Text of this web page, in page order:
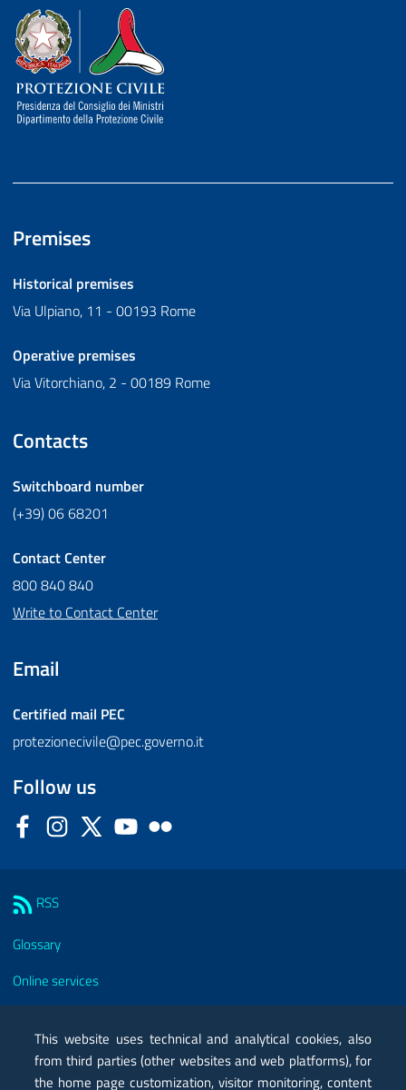
Dipartimento della Protezione Civile
Premises
Historical premises
Via Ulpiano, 11 - 00193 Rome
Operative premises
Via Vitorchiano, 2 - 00189 Rome
Contacts
Switchboard number
(+39) 06 68201
Contact Center
800 840 840
Write to Contact Center
Email
Certified mail PEC
protezionecivile@pec.governo.it
Follow us
FacebookInstagram
Twitter YouTube
RSS
Glossary
Online services
Certified mail PEC
This website uses technical and analytical cookies, also
from third parties (other websites and web platforms), for
the home page customization, visitor monitoring, content